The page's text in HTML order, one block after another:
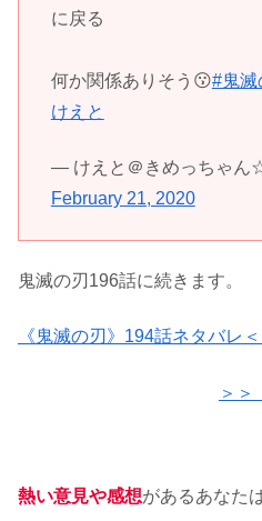
に戻る
何か関係ありそう😗#鬼滅
けえと
— けえと＠きめっちゃん
February 21, 2020
鬼滅の刃196話に続きます。
《鬼滅の刃》194話ネタバレ＜
＞＞
熱い意見や感想があるあなた